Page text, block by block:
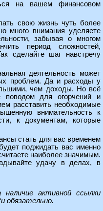
на вашем финансовом
свою жизнь чуть более
много внимания уделяете
забывая о многом
период сложностей,
сделайте шаг навстречу
деятельность может
проблем. Да и расходы у
чем доходы. Но всё
для огорчений и
расставить необходимые
внимательность к
к документам, которые
стать для вас временем
поджидать вас именно
наиболее значимым.
удачу в делах, в
активной ссылки
обязательно.